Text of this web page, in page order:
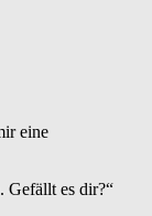
eine
Gefällt es dir?“